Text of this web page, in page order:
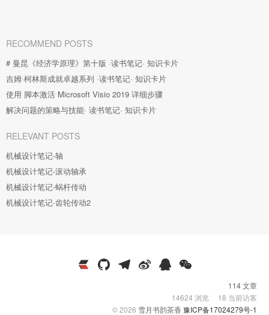
RECOMMEND POSTS
# 曼昆《经济学原理》第十版 ·读书笔记· 知识卡片
吉姆·柯林斯成就卓越系列 ·读书笔记· 知识卡片
使用 脚本激活 Microsoft Visio 2019 详细步骤
解决问题的策略与技能· 读书笔记· 知识卡片
RELEVANT POSTS
机械设计笔记-轴
机械设计笔记-滚动轴承
机械设计笔记-蜗杆传动
机械设计笔记-齿轮传动2
114 文章
14624 浏览 18 当前访客
© 2026 雪月书韵茶香豫ICP备17024279号-1